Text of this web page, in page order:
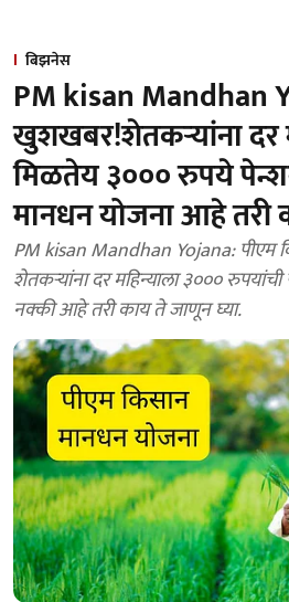
बिझनेस
PM kisan Mandhan
खुशखबर!शेतकऱ्यांना दर
मिळतेय ३००० रुपये
मानधन योजना आहे तरी
PM kisan Mandhan Yojana: पीएम
शेतकऱ्यांना दर महिन्याला ३०००
नक्की आहे तरी काय ते जाणून घ्या.